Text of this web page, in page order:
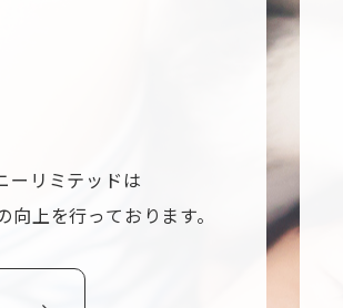
ーリミテッドは
向上を行っております。